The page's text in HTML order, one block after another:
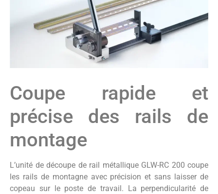
Coupe rapide et
précise des rails de
montage
L’unité de découpe de rail métallique GLW-RC 200 coupe
les rails de montagne avec précision et sans laisser de
copeau sur le poste de travail. La perpendicularité de